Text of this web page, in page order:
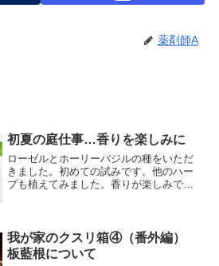
薬剤師A
初夏の庭仕事…香りを楽しみに
ローゼルとホーリーバジルの種をいただ
きました。初めての試みです。他のハー
ブも植えてみました。香りが楽しみで
我が家のクスリ箱④（番外編）
板藍根について